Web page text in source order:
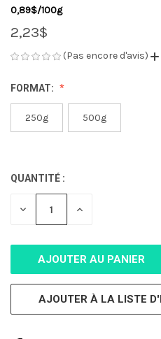
0,89$/100g
2,23$
(Pas encore d'avis)
FORMAT:
250g 500g
STOCK
ACTUEL :
QUANTITÉ :
DIMINUER
QUANTITÉ
UNDEFINED
AUGMENTER
UNDEFINED
AJOUTER À LA LISTE